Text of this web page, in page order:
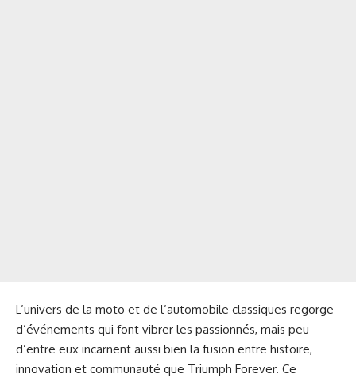
L’univers de la moto et de l’automobile classiques regorge
d’événements qui font vibrer les passionnés, mais peu
d’entre eux incarnent aussi bien la fusion entre histoire,
innovation et communauté que Triumph Forever. Ce